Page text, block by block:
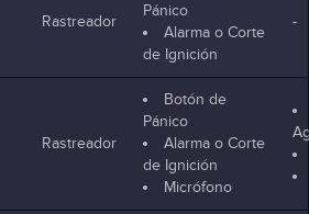
Rastreador
Pánico
Alarma o Corte
de Ignición
-
Rastreador
Botón de
Pánico
Alarma o Corte
de Ignición
Micrófono